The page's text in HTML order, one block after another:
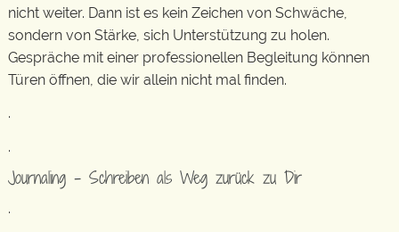
nicht weiter. Dann ist es kein Zeichen von Schwäche,
sondern von Stärke, sich Unterstützung zu holen.
Gespräche mit einer professionellen Begleitung können
Türen öffnen, die wir allein nicht mal finden.
.
.
Journaling – Schreiben als Weg zurück zu Dir
.